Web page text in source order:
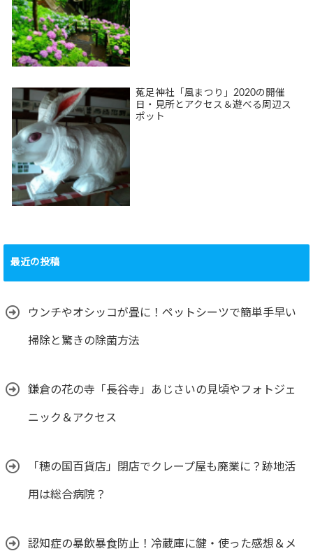
菟足神社「風まつり」2020の開催
日・見所とアクセス＆遊べる周辺ス
ポット
最近の投稿
ウンチやオシッコが畳に！ペットシーツで簡単手早い
掃除と驚きの除菌方法
鎌倉の花の寺「長谷寺」あじさいの見頃やフォトジェ
ニック＆アクセス
「穂の国百貨店」閉店でクレープ屋も廃業に？跡地活
用は総合病院？
認知症の暴飲暴食防止！冷蔵庫に鍵・使った感想＆メ